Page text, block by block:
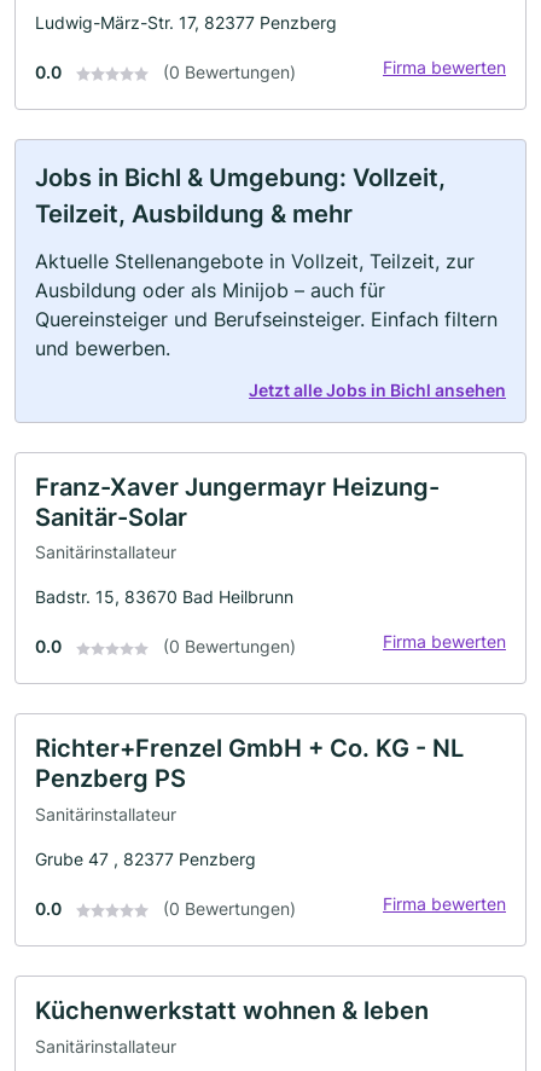
Ludwig-März-Str. 17, 82377 Penzberg
0.0 (0 Bewertungen) Firma bewerten
Jobs in Bichl & Umgebung: Vollzeit,
Teilzeit, Ausbildung & mehr
Aktuelle Stellenangebote in Vollzeit, Teilzeit, zur
Ausbildung oder als Minijob – auch für
Quereinsteiger und Berufseinsteiger. Einfach filtern
und bewerben.
Jetzt alle Jobs in Bichl ansehen
Franz-Xaver Jungermayr Heizung-
Sanitär-Solar
Sanitärinstallateur
Badstr. 15, 83670 Bad Heilbrunn
0.0 (0 Bewertungen) Firma bewerten
Richter+Frenzel GmbH + Co. KG - NL
Penzberg PS
Sanitärinstallateur
Grube 47 , 82377 Penzberg
0.0 (0 Bewertungen) Firma bewerten
Küchenwerkstatt wohnen & leben
Sanitärinstallateur